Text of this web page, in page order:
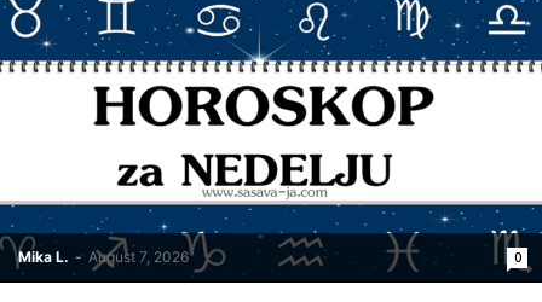
Mika L. - August 7, 2026 0